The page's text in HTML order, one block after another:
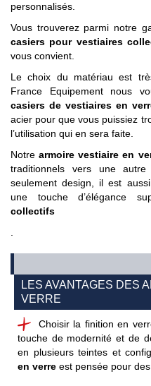
personnalisés.
Vous trouverez parmi notre
casiers pour vestiaires
vous convient.
Le choix du matériau est
France Equipement nous
casiers de vestiaires en
acier pour que vous puissiez
l’utilisation qui en sera faite.
Notrearmoire vestiaire en
traditionnels vers une
seulement design, il est
une touche d’élégance
collectifs
LES AVANTAGES DES
VERRE
Choisir la finition en
touche de modernité et de
en plusieurs teintes et
en verre est pensée pour